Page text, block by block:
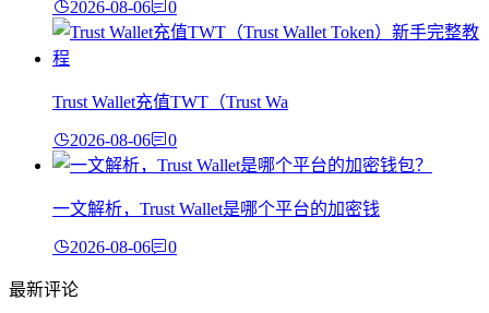
2026-08-06 0
Trust Wallet充值TWT（Trust Wa
2026-08-06 0
一文解析，Trust Wallet是哪个平台的加密钱
2026-08-06 0
最新评论